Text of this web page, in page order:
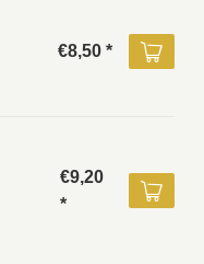
€8,50 *
€9,20
*